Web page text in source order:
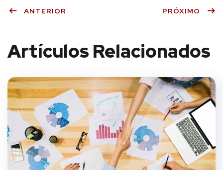
ANTERIOR PRÓXIMO
Artículos Relacionados